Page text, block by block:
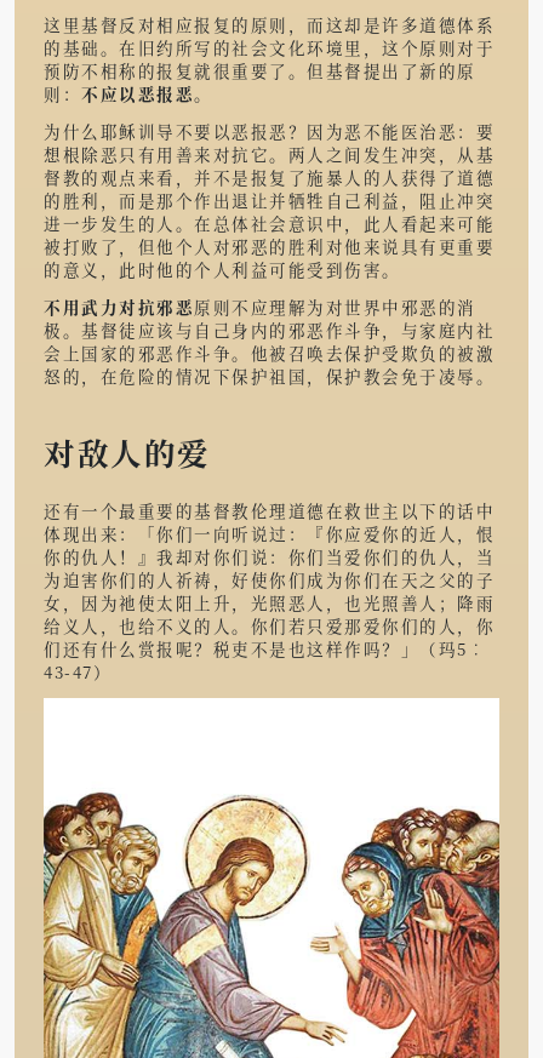
这里基督反对相应报复的原则，而这却是许多道德体系
的基础。在旧约所写的社会文化环境里，这个原则对于
预防不相称的报复就很重要了。但基督提出了新的原
则： 不应以恶报恶。
为什么耶稣训导不要以恶报恶？因为恶不能医治恶：要
想根除恶只有用善来对抗它。两人之间发生冲突，从基
督教的观点来看，并不是报复了施暴人的人获得了道德
的胜利，而是那个作出退让并牺牲自己利益，阻止冲突
进一步发生的人。在总体社会意识中，此人看起来可能
被打败了，但他个人对邪恶的胜利对他来说具有更重要
的意义，此时他的个人利益可能受到伤害。
不用武力对抗邪恶原则不应理解为对世界中邪恶的消
极。基督徒应该与自己身内的邪恶作斗争，与家庭内社
会上国家的邪恶作斗争。他被召唤去保护受欺负的被激
怒的，在危险的情况下保护祖国，保护教会免于凌辱。
对敌人的爱
还有一个最重要的基督教伦理道德在救世主以下的话中
体现出来：「你们一向听说过：『你应爱你的近人，恨
你的仇人！』我却对你们说：你们当爱你们的仇人，当
为迫害你们的人祈祷，好使你们成为你们在天之父的子
女，因为祂使太阳上升，光照恶人，也光照善人；降雨
给义人，也给不义的人。你们若只爱那爱你们的人，你
们还有什么赏报呢？税吏不是也这样作吗？」（玛5︰
43-47）